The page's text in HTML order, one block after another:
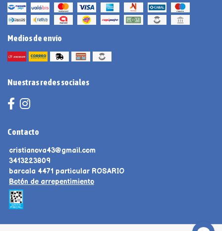
Medios de envío
Nuestras redes sociales
Contacto
cristianova43@gmail.com
3413223809
barcala 4471 particular ROSARIO
Botón de arrepentimiento